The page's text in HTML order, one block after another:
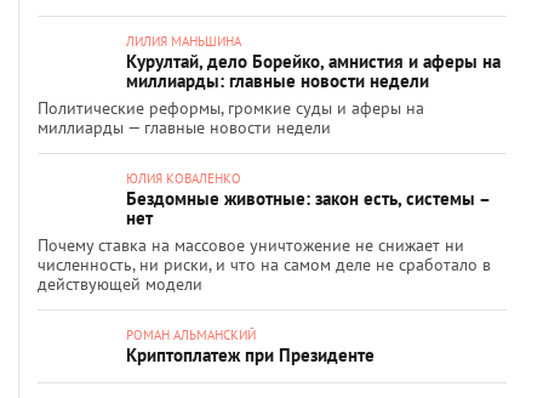
ЛИЛИЯ МАНЬШИНА
Курултай, дело Борейко, амнистия и аферы на
миллиарды: главные новости недели
Политические реформы, громкие суды и аферы на
миллиарды — главные новости недели
ЮЛИЯ КОВАЛЕНКО
Бездомные животные: закон есть, системы –
нет
Почему ставка на массовое уничтожение не снижает ни
численность, ни риски, и что на самом деле не сработало в
действующей модели
РОМАН АЛЬМАНСКИЙ
Криптоплатеж при Президенте